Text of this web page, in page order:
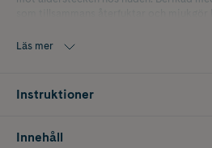
bidra till att förnya huden och starta dess
känslighet hos huden, använd krämen
Läs mer
Instruktioner
Innehåll